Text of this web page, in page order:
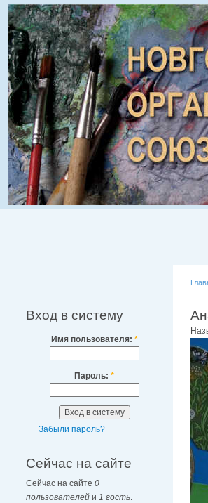
Вход в систему
Имя пользователя: *
Пароль: *
Забыли пароль?
Сейчас на сайте
Сейчас на сайте 0
пользователей и 1 гость